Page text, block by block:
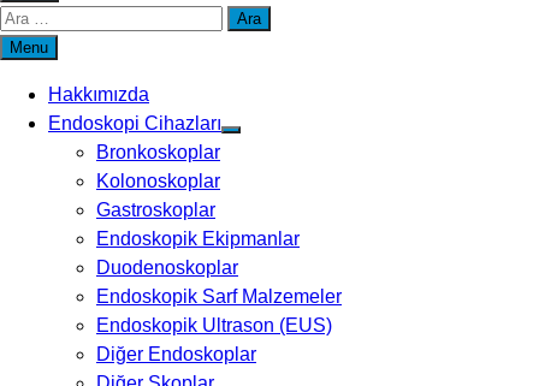
Arama:
Menu
Hakkımızda
Endoskopi Cihazları
Bronkoskoplar
Kolonoskoplar
Gastroskoplar
Endoskopik Ekipmanlar
Duodenoskoplar
Endoskopik Sarf Malzemeler
Endoskopik Ultrason (EUS)
Diğer Endoskoplar